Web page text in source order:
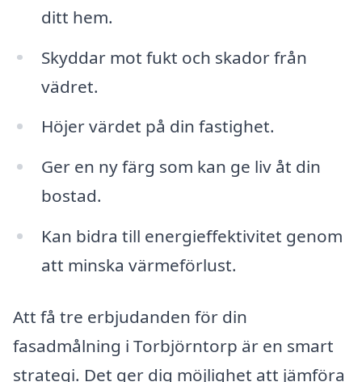
ditt hem.
Skyddar mot fukt och skador från
vädret.
Höjer värdet på din fastighet.
Ger en ny färg som kan ge liv åt din
bostad.
Kan bidra till energieffektivitet genom
att minska värmeförlust.
Att få tre erbjudanden för din
fasadmålning i Torbjörntorp är en smart
strategi. Det ger dig möjlighet att jämföra